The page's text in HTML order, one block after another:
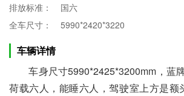
排放标准：
国六
全车尺寸：
5990*2420*3220
车辆详情
车身尺寸5990*2425*3200mm，蓝
荷载六人，能睡六人，驾驶室上方是额